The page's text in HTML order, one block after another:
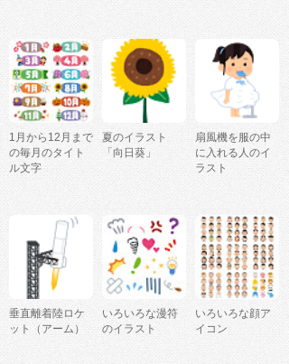
1月から12月まで
の毎月のタイト
ル文字
夏のイラスト
「向日葵」
扇風機を服の中
に入れる人のイ
ラスト
垂直離着陸ロケ
ット（アーム）
いろいろな漫符
のイラスト
いろいろな顔ア
イコン